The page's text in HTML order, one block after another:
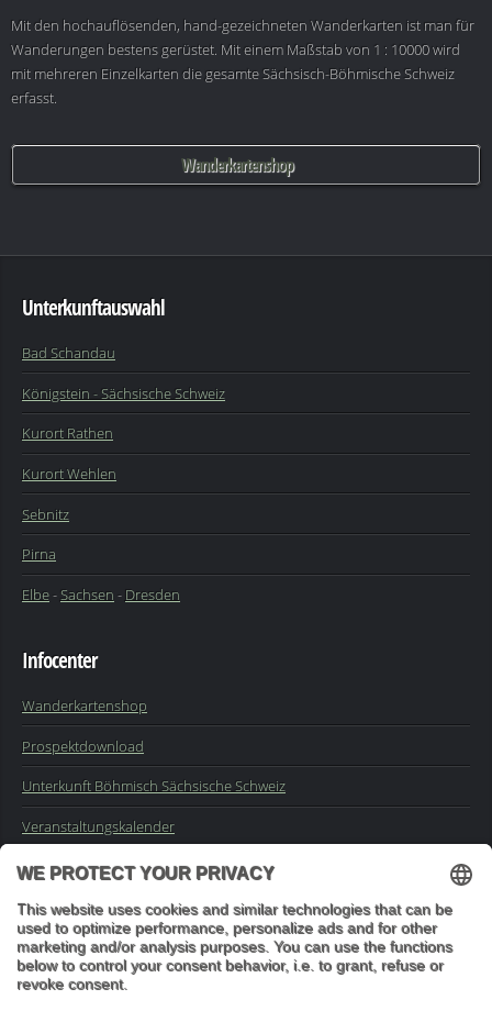
Mit den hochauflösenden, hand-gezeichneten Wanderkarten ist man für
Wanderungen bestens gerüstet. Mit einem Maßstab von 1 : 10000 wird
mit mehreren Einzelkarten die gesamte Sächsisch-Böhmische Schweiz
erfasst.
Wanderkartenshop
Unterkunftauswahl
Bad Schandau
Königstein - Sächsische Schweiz
Kurort Rathen
Kurort Wehlen
Sebnitz
Pirna
Elbe-Sachsen - Dresden
Infocenter
Wanderkartenshop
Prospektdownload
Unterkunft Böhmisch Sächsische Schweiz
Veranstaltungskalender
Impressum
Buchungsanfrage